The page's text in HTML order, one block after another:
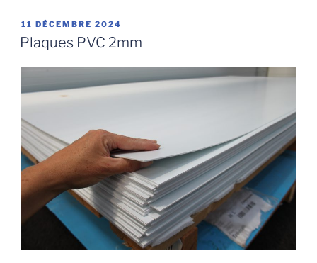
PUBLIÉ
LE
11 DÉCEMBRE 2024
Plaques PVC 2mm